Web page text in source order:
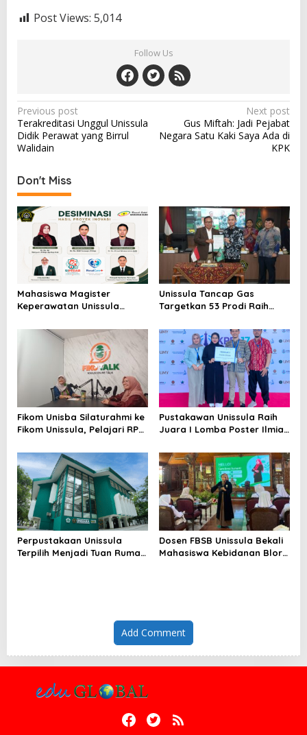
Post Views: 5,014
Follow Us
Post
navigation
Previous post
Terakreditasi Unggul Unissula
Didik Perawat yang Birrul
Walidain
Next post
Gus Miftah: Jadi Pejabat
Negara Satu Kaki Saya Ada di
KPK
Don't Miss
Mahasiswa Magister
Keperawatan Unissula
Sipedar dan RenalCare+ di
RS Harapan Bunda Batam
Unissula Tancap Gas
Targetkan 53 Prodi Raih
ACQUIN Lewat Jalur Fast
Track
Fikom Unisba Silaturahmi ke
Fikom Unissula, Pelajari RPL
Laboratorium Unggulan
Pustakawan Unissula Raih
Juara I Lomba Poster Ilmiah
Perpustakaan Unissula
Terpilih Menjadi Tuan Rumah
Dosen FBSB Unissula Bekali
Mahasiswa Kebidanan Blora
Add Comment